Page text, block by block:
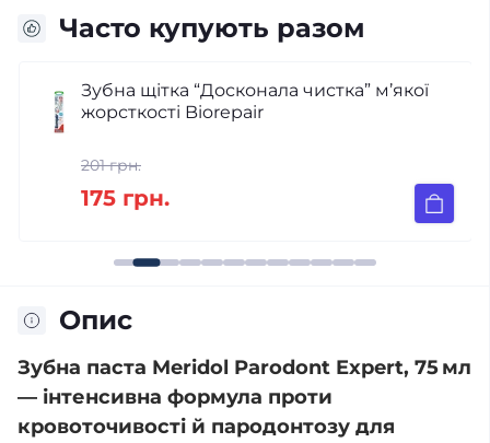
Часто купують разом
Зубна щітка “Досконала чистка” м’якої
жорсткості Biorepair
201 грн.
175 грн.
Опис
Зубна паста Meridol Parodont Expert, 75 мл
— інтенсивна формула проти
кровоточивості й пародонтозу для